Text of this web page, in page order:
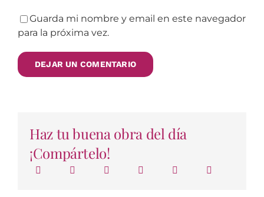
Guarda mi nombre y email en este navegador
para la próxima vez.
Haz tu buena obra del día
¡Compártelo!